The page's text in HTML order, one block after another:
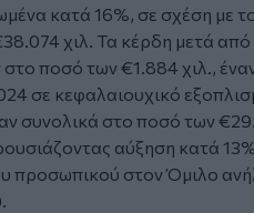
κατά 16%, σε σχέση με
χιλ. Τα κέρδη μετά
ποσό των €1.884 χιλ.,
σε κεφαλαιουχικό
συνολικά στο ποσό των
αύξηση κατά
προσωπικού στον Όμιλο